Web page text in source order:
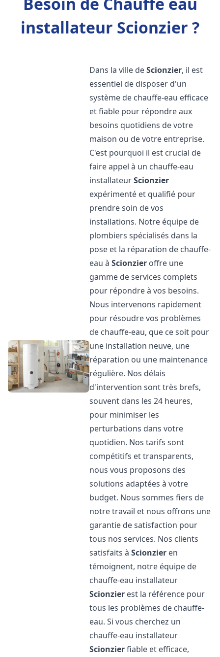
installateur Scionzier ?
Dans la ville deScionzier, il est
essentiel de disposer d'un
système de chauffe-eau efficace
et fiable pour répondre aux
besoins quotidiens de votre
maison ou de votre entreprise.
C'est pourquoi il est crucial de
faire appel à un chauffe-eau
installateurScionzier
expérimenté et qualifié pour
prendre soin de vos
installations. Notre équipe de
plombiers spécialisés dans la
pose et la réparation de chauffe-
eau àScionzier offre une
gamme de services complets
pour répondre à vos besoins.
Nous intervenons rapidement
pour résoudre vos problèmes
de chauffe-eau, que ce soit pour
une installation neuve, une
réparation ou une maintenance
régulière. Nos délais
d'intervention sont très brefs,
souvent dans les 24 heures,
pour minimiser les
perturbations dans votre
quotidien. Nos tarifs sont
compétitifs et transparents,
nous vous proposons des
solutions adaptées à votre
budget. Nous sommes fiers de
notre travail et nous offrons une
garantie de satisfaction pour
tous nos services. Nos clients
satisfaits àScionzier en
témoignent, notre équipe de
chauffe-eau installateur
Scionzier est la référence pour
tous les problèmes de chauffe-
eau. Si vous cherchez un
chauffe-eau installateur
Scionzierfiable et efficace,